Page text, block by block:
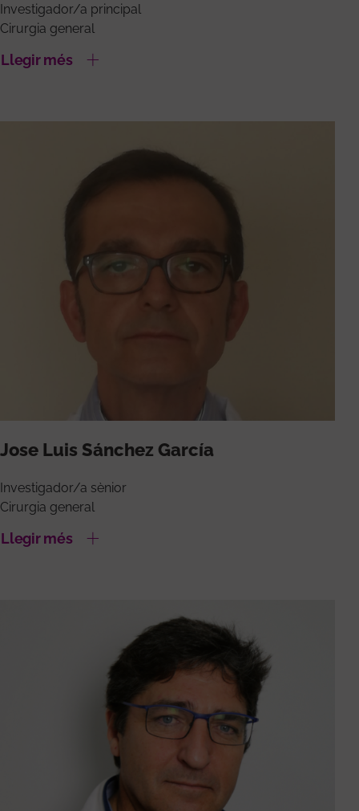
Investigador/a principal
Cirurgia general
Llegir més
Jose Luis Sánchez García
Investigador/a sènior
Cirurgia general
Llegir més